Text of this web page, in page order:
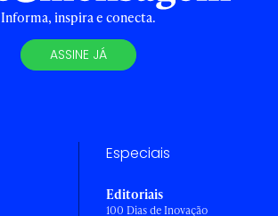
Informa, inspira e conecta.
ASSINE JÁ
Especiais
Editoriais
100 Dias de Inovação